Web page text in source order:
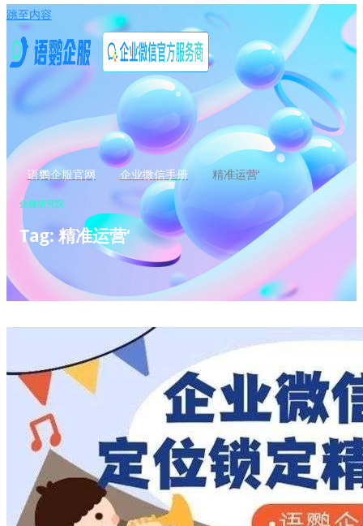
跳至内容
语鹦企服官网 企业微信手册 精准运营‘
企微研究院
Tag: 精准运营‘